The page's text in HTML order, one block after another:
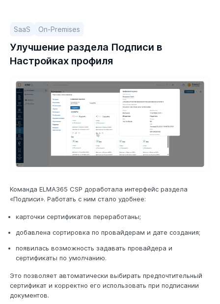
SaaS On-Premises
Улучшение раздела Подписи в
Настройках профиля
Команда ELMA365 CSP доработала интерфейс раздела
«Подписи». Работать с ним стало удобнее:
карточки сертификатов переработаны;
добавлена сортировка по провайдерам и дате создания;
появилась возможность задавать провайдера и
сертификаты по умолчанию.
Это позволяет автоматически выбирать предпочтительный
сертификат и корректно его использовать при подписании
документов.